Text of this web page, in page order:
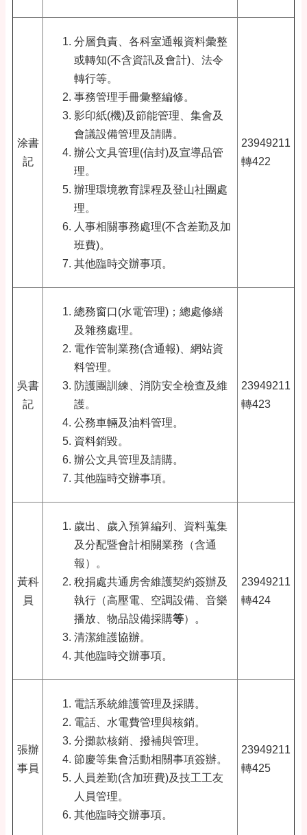
涂書
記
分層負責、各科室通報資料彙整
或轉知(不含資訊及會計)、法令
轉行等。
事務管理手冊彙整編修。
影印紙(機)及節能管理、集會及
會議設備管理及請購。
辦公文具管理(信封)及宣導品管
理。
辦理環境教育課程及登山社團處
理。
人事相關事務處理(不含差勤及加
班費)。
其他臨時交辦事項。
23949211
轉422
吳書
記
總務窗口(水電管理)；總處修繕
及雜務處理。
電作管制業務(含通報)、網站資
料管理。
防護團訓練、消防安全檢查及維
護。
公務車輛及油料管理。
資料銷毀。
辦公文具管理及請購。
其他臨時交辦事項。
23949211
轉423
黃科
員
歲出、歲入預算編列、資料蒐集
及分配暨會計相關業務（含通
報）。
稅捐處共通房舍維護契約簽辦及
執行（高壓電、空調設備、音樂
播放、物品設備採購等）。
清潔維護協辦。
其他臨時交辦事項。
23949211
轉424
張辦
事員
電話系統維護管理及採購。
電話、水電費管理與核銷。
分攤款核銷、撥補與管理。
節慶等集會活動相關事項簽辦。
人員差勤(含加班費)及技工工友
人員管理。
其他臨時交辦事項。
23949211
轉425